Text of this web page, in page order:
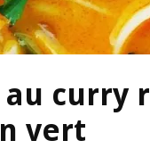
curry
vert